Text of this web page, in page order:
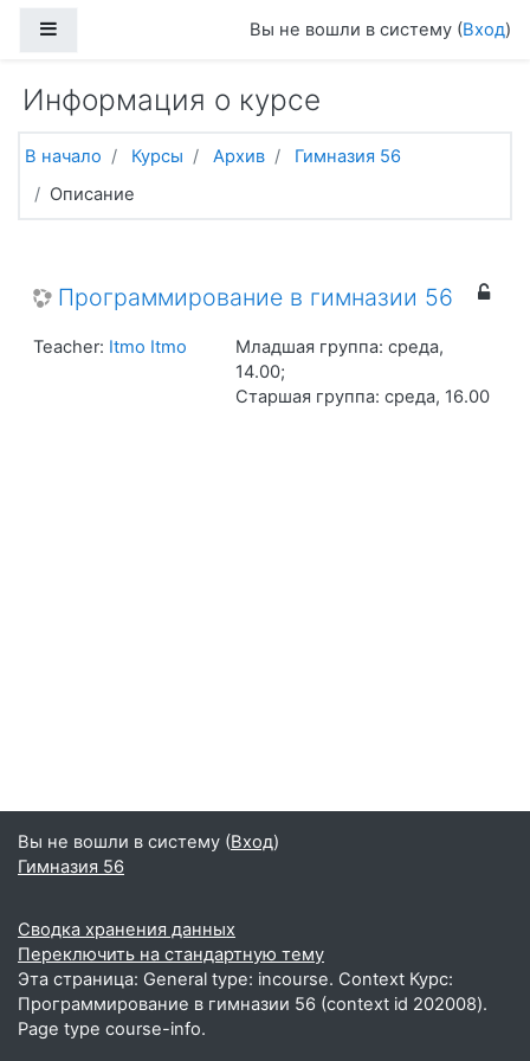
Вы не вошли в систему (Вход)
Информация о курсе
В начало Курсы Архив
Гимназия 56
Описание
Программирование в гимназии 56
Младшая группа: среда,
14.00;
Старшая группа: среда, 16.00
Teacher: Itmo Itmo
Вы не вошли в систему (Вход)
Гимназия 56
Сводка хранения данных
Переключить на стандартную тему
Эта страница: General type: incourse. Context Курс:
Программирование в гимназии 56 (context id 202008).
Page type course-info.